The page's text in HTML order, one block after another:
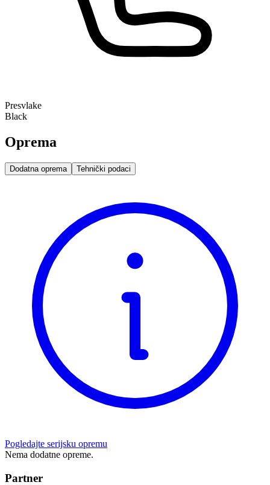
Presvlake
Black
Oprema
Dodatna oprema Tehnički podaci
Pogledajte serijsku opremu
Nema dodatne opreme.
Partner